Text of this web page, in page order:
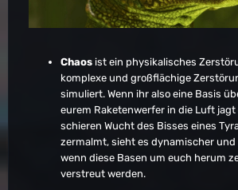
Chaos ist ein physikalisches
komplexe und großflächige
simuliert. Wenn ihr also eine Basis
eurem Raketenwerfer in die Luft
schieren Wucht des Bisses eines
zermalmt, sieht es dynamischer
wenn diese Basen um euch herum
verstreut werden.